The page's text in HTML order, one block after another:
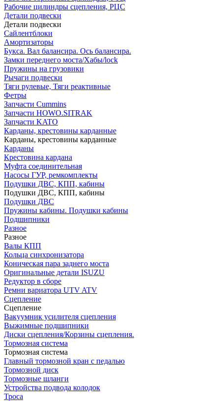
Рабочие цилиндры сцепления, РЦС
Детали подвески
Детали подвески
Cайлентблоки
Амортизаторы
Букса. Вал балансира. Ось балансира.
Замки переднего моста/Хабы/lock
Пружины на грузовики
Рычаги подвески
Тяги рулевые, Тяги реактивные
Фетры
Запчасти Cummins
Запчасти HOWO.SITRAK
Запчасти KATO
Карданы, крестовины карданные
Карданы, крестовины карданные
Карданы
Крестовина кардана
Муфта соединительная
Насосы ГУР, ремкомплекты
Подушки ДВС, КПП, кабины
Подушки ДВС, КПП, кабины
Подушки ДВС
Пружины кабины. Подушки кабины
Подшипники
Разное
Разное
Валы КПП
Кольца синхронизатора
Коническая пара заднего моста
Оригинальные детали ISUZU
Редуктор в сборе
Ремни вариатора UTV ATV
Сцепление
Сцепление
Вакуумник усилителя сцепления
Выжимные подшипники
Диски сцепления/Корзины сцепления.
Тормозная система
Тормозная система
Главный тормозной кран с педалью
Тормозной диск
Тормозные шланги
Устройства подвода колодок
Троса